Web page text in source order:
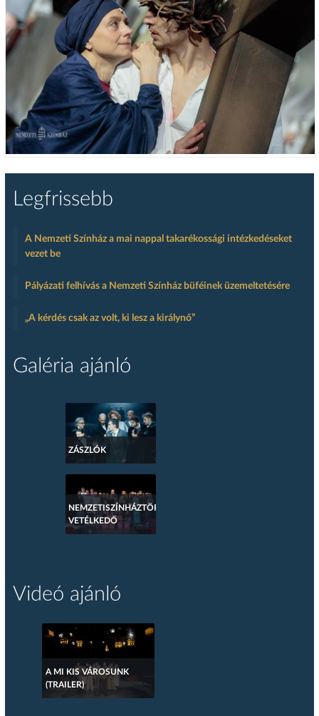
Legfrissebb
A Nemzeti Színház a mai nappal takarékossági intézkedéseket
vezet be
Pályázati felhívás a Nemzeti Színház büféinek üzemeltetésére
„A kérdés csak az volt, ki lesz a királynő”
Galéria ajánló
ZÁSZLÓK
NEMZETISZÍNHÁZTÖRTÉNETI
VETÉLKEDŐ
Videó ajánló
A MI KIS VÁROSUNK
(TRAILER)